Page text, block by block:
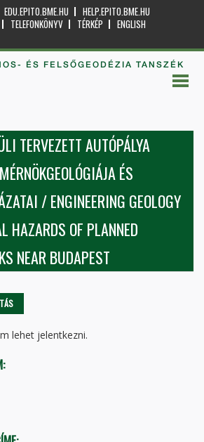
EDU.EPITO.BME.HU
HELP.EPITO.BME.HU
TELEFONKÖNYV TÉRKÉP
ENGLISH
ÉS FELSŐGEODÉZIA TANSZÉK
TERVEZETT AUTÓPÁLYA
ÉS
/ ENGINEERING GEOLOGY
HAZARDS OF PLANNED
NEAR BUDAPEST
lehet jelentkezni.